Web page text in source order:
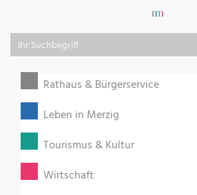
Rathaus & Bürgerservice
Leben in Merzig
Tourismus & Kultur
Wirtschaft